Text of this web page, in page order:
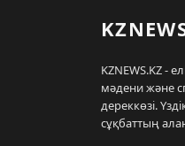
KZNEWS.KZ -
мәдени және
дереккөзі.
сұқбаттың